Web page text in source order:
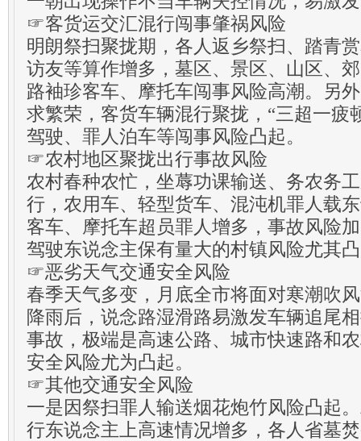
☞客货运交汇混行闯事肇祸风险
明朗祭扫聚拢期，各人返乡祭扫、踏青
访友等算作增多，墓区、景区、山区、
路袖珍客车、摩托车闯事风险高潮。另
求繁荣，客货车辆混行聚拢，“三超一疲
驾驶、罪人泊车等闯事风险凸起。
☞农村地区聚拢出行事故风险
农村春种农忙，坐蓐功课输送、务农务
行，农用车、轻型货车、混沌机罪人载
客车、摩托车超员罪人增多，事故风险
驾驶东说念主保有量大的村镇风险尤其
☞恶劣天气交通安全风险
春季天气多变，月底全市将面对寒潮吹
降雨后，说念路湿滑路易激发车辆追尾
事故，极端是高速公路、城市快速路和
安全风险尤为凸起。
☞其他交通安全风险
一是因祭扫罪人输送烟花炮竹风险凸起
行东说念主上高速情况增多，各人省墓